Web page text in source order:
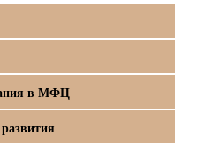
в МФЦ